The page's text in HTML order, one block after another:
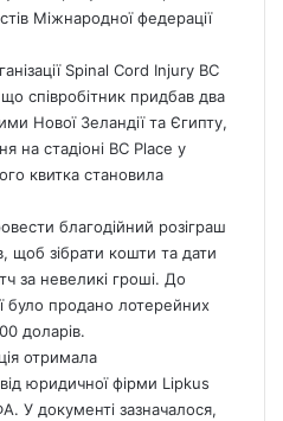
Міжнародної федерації
Spinal Cord Injury BC
що співробітник придбав два
Нової Зеландії та Єгипту,
на стадіоні BC Place у
квитка становила
благодійний розіграш
щоб зібрати кошти та дати
за невеликі гроші. До
було продано лотерейних
доларів.
отримала
юридичної фірми Lipkus
У документі зазначалося,